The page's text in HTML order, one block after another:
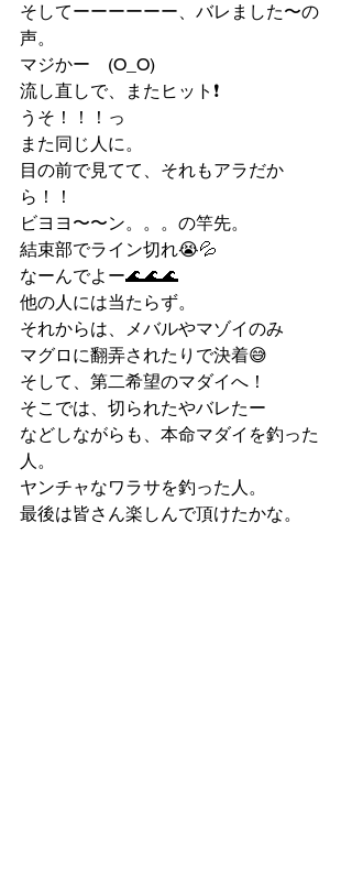
そしてーーーーーー、バレました〜の
声。
マジかー　(O_O)
流し直しで、またヒット❗️
うそ！！！っ
また同じ人に。
目の前で見てて、それもアラだか
ら！！
ビヨヨ〜〜ン。。。の竿先。
結束部でライン切れ😭💦
なーんでよー🌊🌊🌊
他の人には当たらず。
それからは、メバルやマゾイのみ
マグロに翻弄されたりで決着😅
そして、第二希望のマダイへ！
そこでは、切られたやバレたー
などしながらも、本命マダイを釣った
人。
ヤンチャなワラサを釣った人。
最後は皆さん楽しんで頂けたかな。